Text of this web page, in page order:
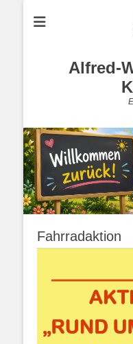
Alfred-
Fahrradaktion